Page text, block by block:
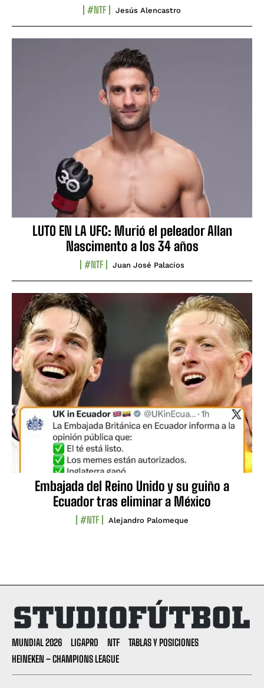
#NTF Jesús Alencastro
LUTO EN LA UFC: Murió el peleador Allan
Nascimento a los 34 años
#NTF Juan José Palacios
Embajada del Reino Unido y su guiño a
Ecuador tras eliminar a México
#NTF Alejandro Palomeque
MUNDIAL 2026 LIGAPRO NTF
TABLAS Y POSICIONES
HEINEKEN – CHAMPIONS LEAGUE